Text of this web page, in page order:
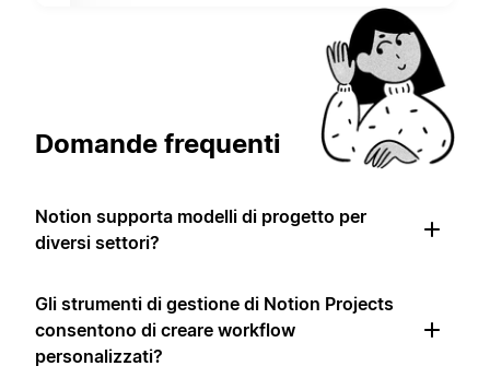
Domande frequenti
Notion supporta modelli di progetto per
diversi settori?
Gli strumenti di gestione di Notion Projects
consentono di creare workflow
personalizzati?